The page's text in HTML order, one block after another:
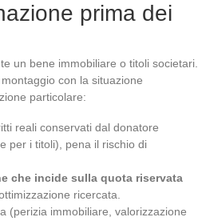
prima dei
un bene immobiliare o titoli societari.
con la situazione
particolare:
reali conservati dal donatore
per i titoli), pena il rischio di
che incide sulla quota riservata
ricercata.
(perizia immobiliare, valorizzazione